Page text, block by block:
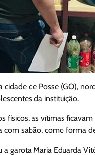
de Posse (GO),
da instituição.
físicos, as vítimas
com sabão, como forma
garota Maria Eduarda